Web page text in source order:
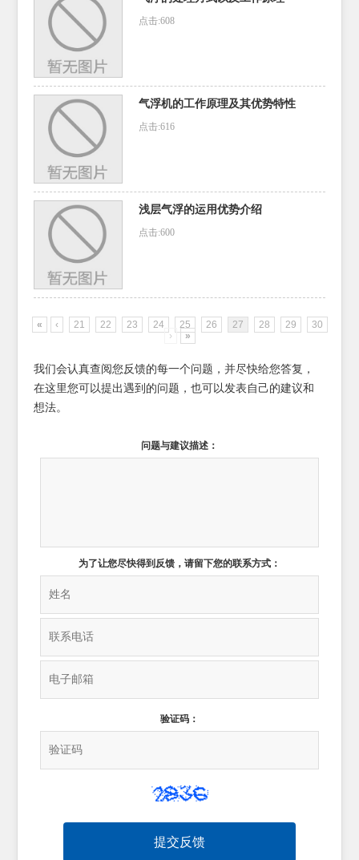
点击:608
气浮机的工作原理及其优势特性
点击:616
浅层气浮的运用优势介绍
点击:600
« ‹ 21 22 23 24 25 26 27 28 29
30
›
»
我们会认真查阅您反馈的每一个问题，并尽快给您答复，
在这里您可以提出遇到的问题，也可以发表自己的建议和
想法。
问题与建议描述：
为了让您尽快得到反馈，请留下您的联系方式：
验证码：